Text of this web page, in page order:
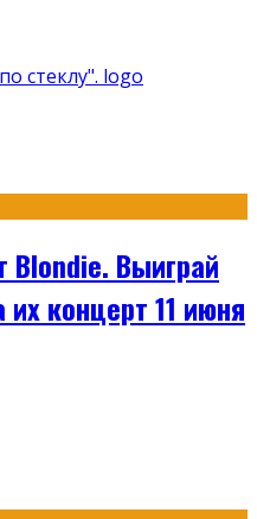
Blondie. Выиграй
концерт 11 июня